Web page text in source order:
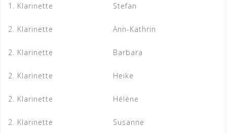
1. Klarinette
2. Klarinette
2. Klarinette
2. Klarinette
2. Klarinette
2. Klarinette
Stefan
Ann-Kathrin
Barbara
Heike
Hélène
Susanne